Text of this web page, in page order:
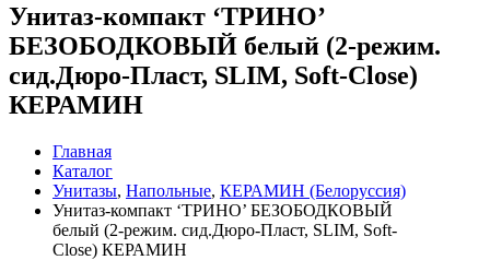
Унитаз-компакт ‘ТРИНО’
БЕЗОБОДКОВЫЙ белый (2-режим.
сид.Дюро-Пласт, SLIM, Soft-Close)
КЕРАМИН
Главная
Каталог
Унитазы, Напольные, КЕРАМИН (Белоруссия)
Унитаз-компакт ‘ТРИНО’ БЕЗОБОДКОВЫЙ
белый (2-режим. сид.Дюро-Пласт, SLIM, Soft-
Close) КЕРАМИН